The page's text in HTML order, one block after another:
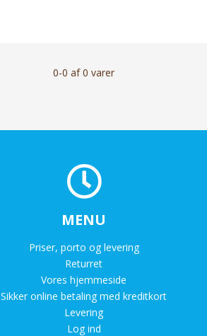
0-0 af 0 varer
MENU
Priser, porto og levering
Returret
Vores hjemmeside
Sikker online betaling med kreditkort
Levering
Log ind